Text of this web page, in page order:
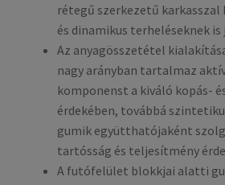
rétegű szerkezetű karkasszal
és dinamikus terheléseknek
Az anyagösszetétel
nagy arányban tartalmaz
komponenst a kiváló kopás-
érdekében, továbbá
gumik együtthatójaként
tartósság és teljesítmény
A futófelület blokkjai alatti